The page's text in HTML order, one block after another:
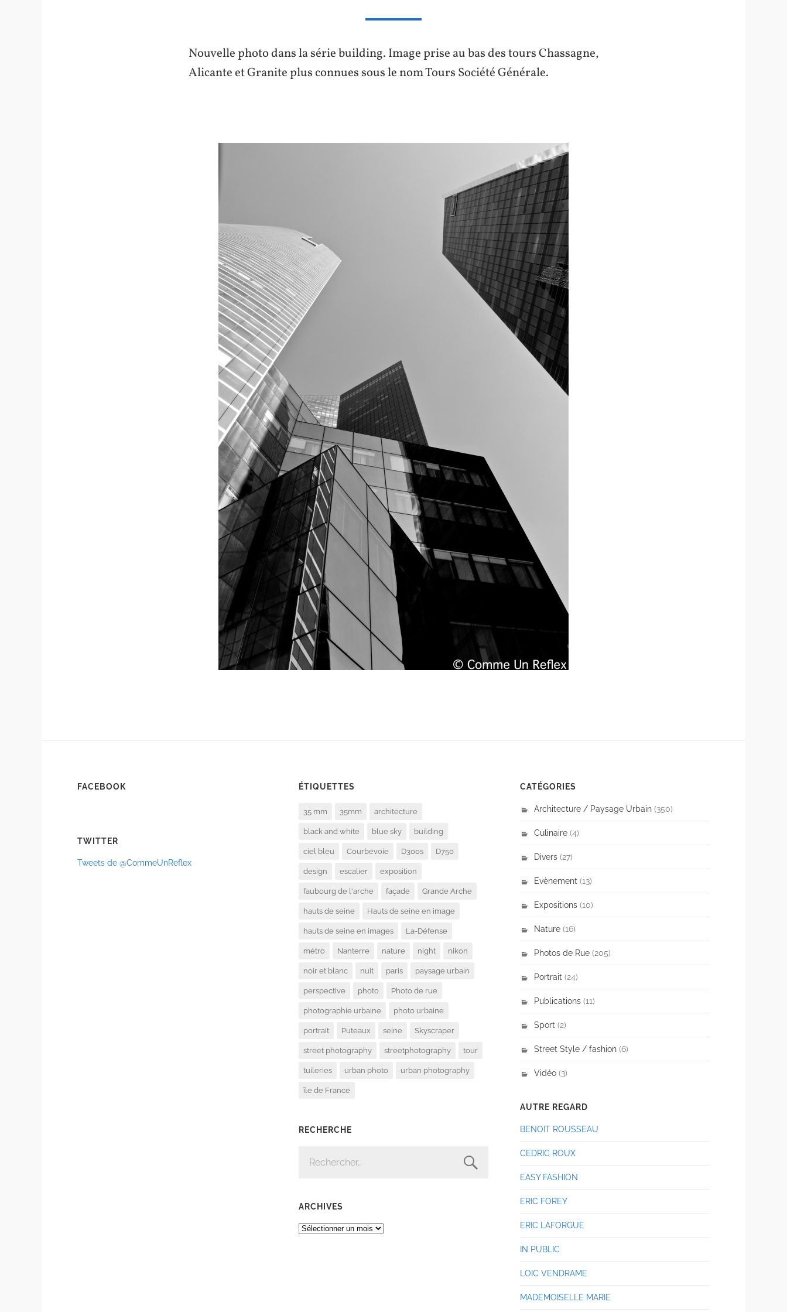
Nouvelle photo dans la série building. Image prise au bas des tours Chassagne,
Alicante et Granite plus connues sous le nom Tours Société Générale.
FACEBOOK
TWITTER
Tweets de @CommeUnReflex
ÉTIQUETTES
35 mm 35mm architecture
black and white blue sky building
ciel bleu Courbevoie D300s D750
design escalier exposition
faubourg de l'arche façade Grande Arche
hauts de seine Hauts de seine en image
hauts de seine en images La-Défense
métro Nanterre nature night nikon
noir et blanc nuit paris paysage urbain
perspective photo Photo de rue
photographie urbaine photo urbaine
portrait Puteaux seine Skyscraper
street photography streetphotography tour
tuileries urban photo urban photography
île de France
RECHERCHE
ARCHIVES
ARCHIVES
CATÉGORIES
Architecture / Paysage Urbain (350)
Culinaire (4)
Divers (27)
Evènement (13)
Expositions (10)
Nature (16)
Photos de Rue (205)
Portrait (24)
Publications (11)
Sport (2)
Street Style / fashion (6)
Vidéo (3)
AUTRE REGARD
BENOIT ROUSSEAU
CEDRIC ROUX
EASY FASHION
ERIC FOREY
ERIC LAFORGUE
IN PUBLIC
LOIC VENDRAME
MADEMOISELLE MARIE